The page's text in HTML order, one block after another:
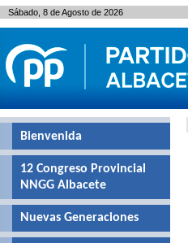
Bienvenida
12 Congreso Provincial
NNGG Albacete
Nuevas Generaciones
Sábado, 8 de Agosto de 2026